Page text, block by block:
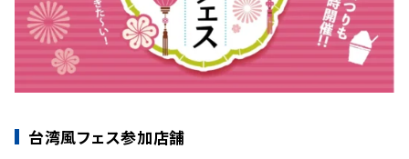
台湾風フェス参加店舗